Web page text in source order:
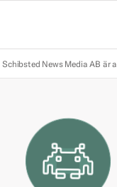
Schibsted News Media AB är